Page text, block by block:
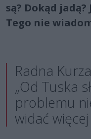
są? Dokąd jadą?
Tego nie
Radna
„Od Tuska
problemu
widać